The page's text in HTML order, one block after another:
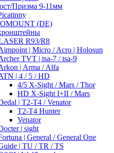
Призма 9-11мм
(DE)
R93/R8
| Micro / Acro | Holosun
TVT | tsa-7 / tsa-9
| Arma / Alfa
| 4 / 5 / HD
4/5 X-Sight / Mars / Thor
HD X-Sight I+II / Mars
| T2-T4 / Venator
T2-T4 Hunter
Venator
| sight
| General / General One
| TU / TR / TS